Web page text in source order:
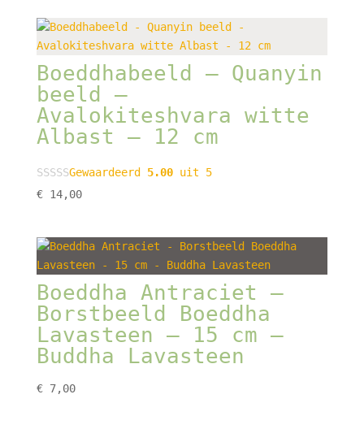
Boeddhabeeld – Quanyin
beeld –
Avalokiteshvara witte
Albast – 12 cm
Gewaardeerd 5.00uit 5
€14,00
Boeddha Antraciet –
Borstbeeld Boeddha
Lavasteen – 15 cm –
Buddha Lavasteen
€7,00